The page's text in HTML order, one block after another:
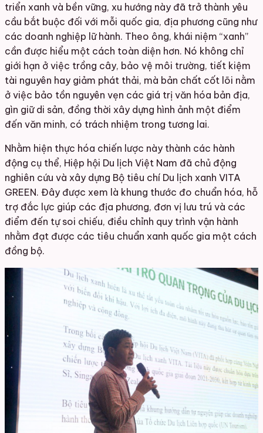
triển xanh và bền vững, xu hướng này đã trở thành yêu
cầu bắt buộc đối với mỗi quốc gia, địa phương cũng như
các doanh nghiệp lữ hành. Theo ông, khái niệm “xanh”
cần được hiểu một cách toàn diện hơn. Nó không chỉ
giới hạn ở việc trồng cây, bảo vệ môi trường, tiết kiệm
tài nguyên hay giảm phát thải, mà bản chất cốt lõi nằm
ở việc bảo tồn nguyên vẹn các giá trị văn hóa bản địa,
gìn giữ di sản, đồng thời xây dựng hình ảnh một điểm
đến văn minh, có trách nhiệm trong tương lai.
Nhằm hiện thực hóa chiến lược này thành các hành
động cụ thể, Hiệp hội Du lịch Việt Nam đã chủ động
nghiên cứu và xây dựng Bộ tiêu chí Du lịch xanh VITA
GREEN. Đây được xem là khung thước đo chuẩn hóa, hỗ
trợ đắc lực giúp các địa phương, đơn vị lưu trú và các
điểm đến tự soi chiếu, điều chỉnh quy trình vận hành
nhằm đạt được các tiêu chuẩn xanh quốc gia một cách
đồng bộ.